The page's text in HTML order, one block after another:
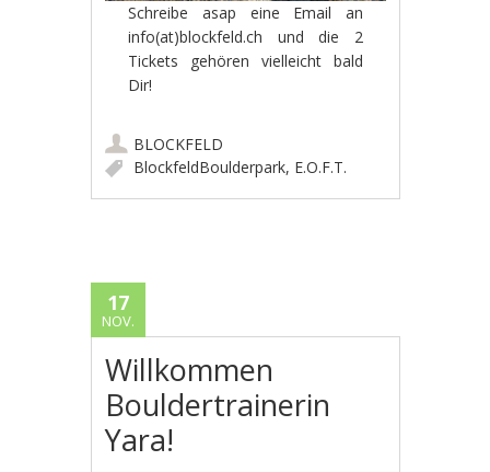
Schreibe asap eine Email an
info(at)blockfeld.ch und die 2
Tickets gehören vielleicht bald
Dir!
BLOCKFELD
BlockfeldBoulderpark, E.O.F.T.
17
NOV.
Willkommen
Bouldertrainerin
Yara!